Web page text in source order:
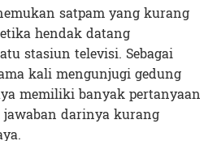
satpam yang kurang
hendak datang
stasiun televisi. Sebagai
kali mengunjugi gedung
memiliki banyak pertanyaan
darinya kurang